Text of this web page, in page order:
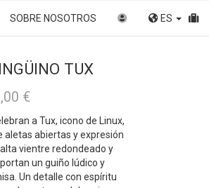
TUX
€
a Tux, icono de Linux,
aletas abiertas y expresión
vientre redondeado y
un guiño lúdico y
Un detalle con espíritu
SOBRE NOSOTROS ES